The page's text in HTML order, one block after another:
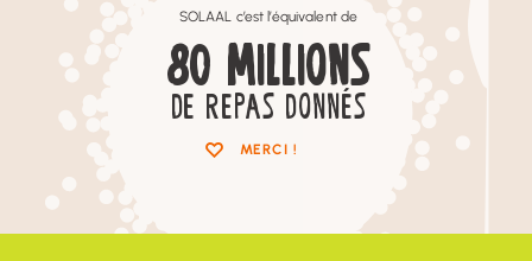
SOLAAL c’est l’équivalent de
80 MILLIONS
DE REPAS DONNÉS
MERCI !